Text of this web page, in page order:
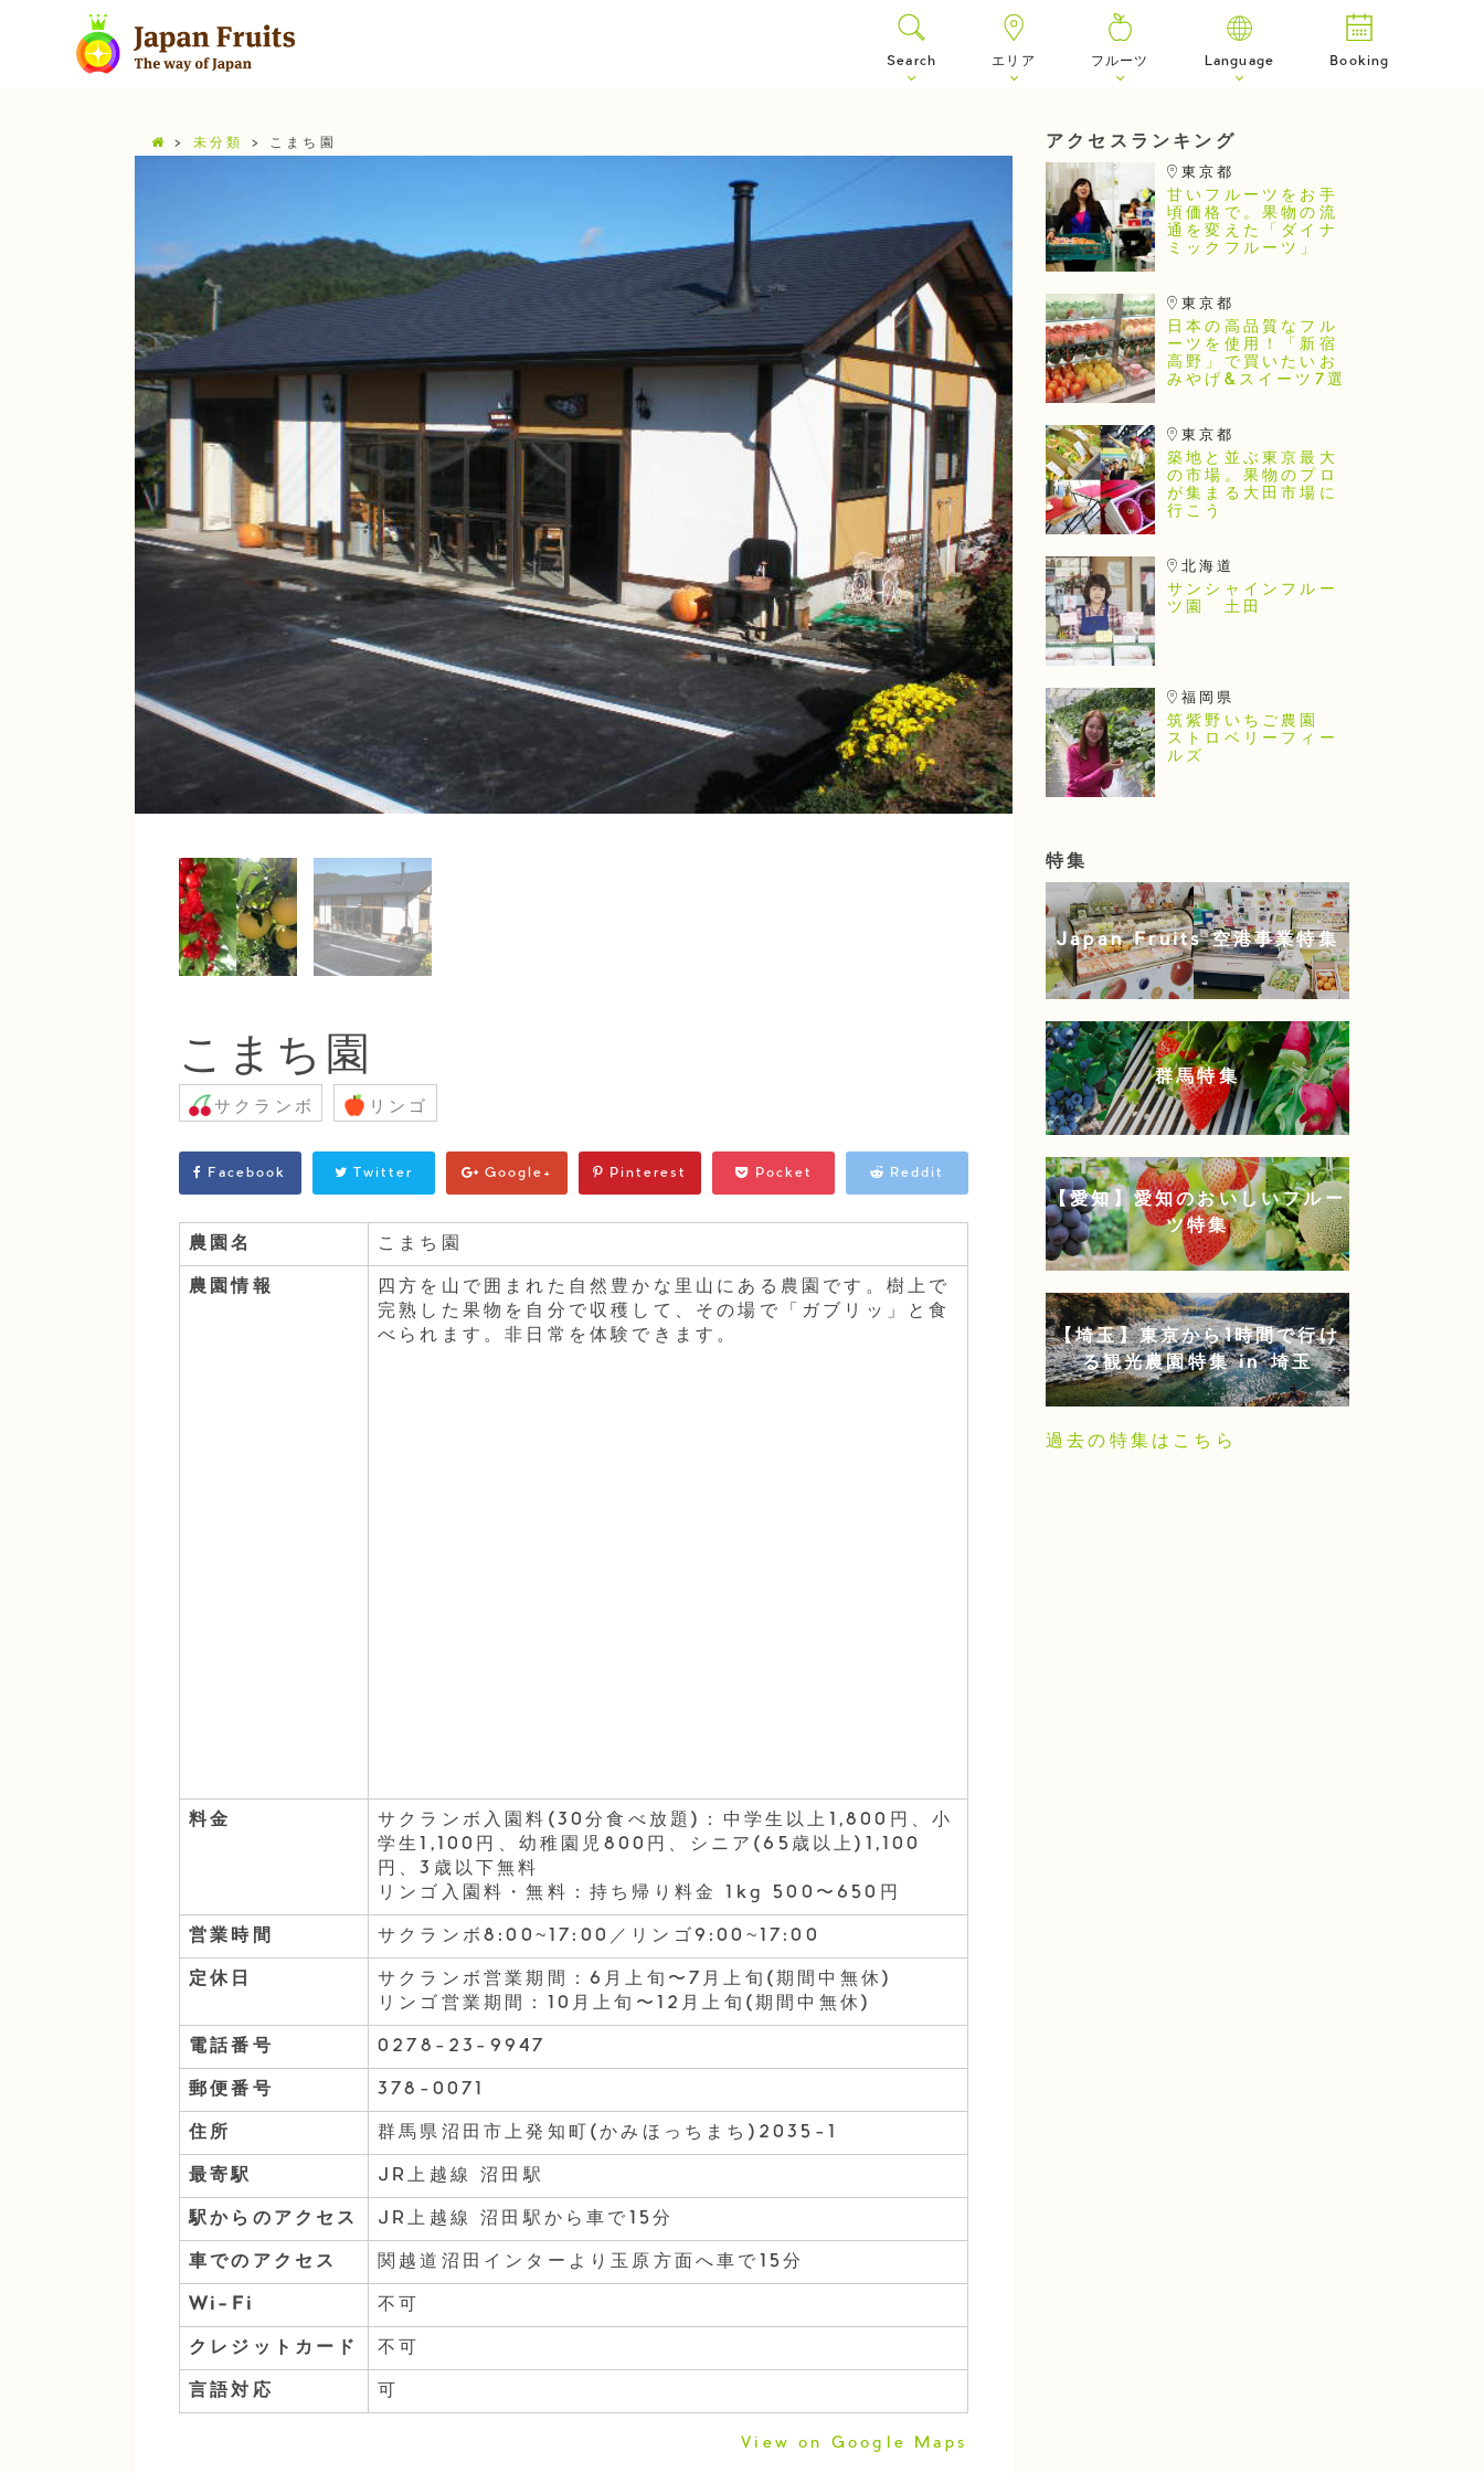
Search エリア フルーツ Language Booking
> 未分類 > こまち園
こまち園
サクランボ リンゴ
Facebook Twitter Google+ Pinterest Pocket Reddit
農園名 こまち園
農園情報
四方を山で囲まれた自然豊かな里山にある農園です。樹上で
完熟した果物を自分で収穫して、その場で「ガブリッ」と食
べられます。非日常を体験できます。
料金
サクランボ入園料(30分食べ放題)：中学生以上1,800円、小
学生1,100円、幼稚園児800円、シニア(65歳以上)1,100
円、3歳以下無料
リンゴ入園料・無料：持ち帰り料金 1kg 500〜650円
営業時間 サクランボ8:00~17:00／リンゴ9:00~17:00
定休日
サクランボ営業期間：6月上旬〜7月上旬(期間中無休)
リンゴ営業期間：10月上旬〜12月上旬(期間中無休)
電話番号 0278-23-9947
郵便番号 378-0071
住所 群馬県沼田市上発知町(かみほっちまち)2035-1
最寄駅 JR上越線 沼田駅
駅からのアクセス JR上越線 沼田駅から車で15分
車でのアクセス 関越道沼田インターより玉原方面へ車で15分
Wi-Fi 不可
クレジットカード 不可
言語対応 可
View on Google Maps
アクセスランキング
東京都
甘いフルーツをお手
頃価格で。果物の流
通を変えた「ダイナ
ミックフルーツ」
東京都
日本の高品質なフル
ーツを使用！「新宿
高野」で買いたいお
みやげ&スイーツ7選
東京都
築地と並ぶ東京最大
の市場。果物のプロ
が集まる大田市場に
行こう
北海道
サンシャインフルー
ツ園 土田
福岡県
筑紫野いちご農園
ストロベリーフィー
ルズ
特集
Japan Fruits 空港事業特集
群馬特集
【愛知】愛知のおいしいフルー
ツ特集
【埼玉】東京から1時間で行け
る観光農園特集 in 埼玉
過去の特集はこちら